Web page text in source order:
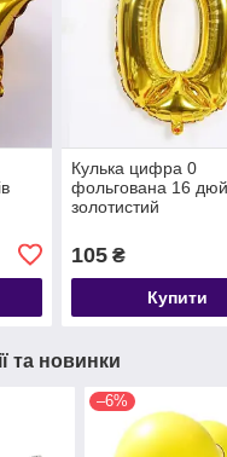
Кулька цифра 0
фольгована 16
золотистий
105₴
Купити
та новинки
–6%